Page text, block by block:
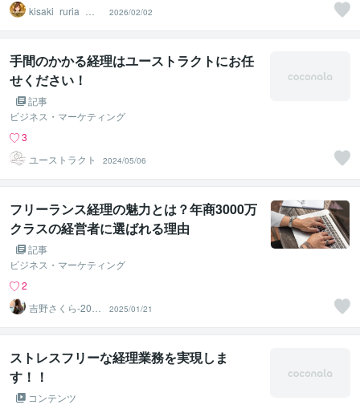
kisaki_ruria_恋 2026/02/02
手間のかかる経理はユーストラクトにお任
せください！
記事
ビジネス・マーケティング
3
ユーストラクト
2024/05/06
フリーランス経理の魅力とは？年商3000万
クラスの経営者に選ばれる理由
記事
ビジネス・マーケティング
2
吉野さくら‐20年
実績 経理事務
代行‐
2025/01/21
ストレスフリーな経理業務を実現しま
す！！
コンテンツ